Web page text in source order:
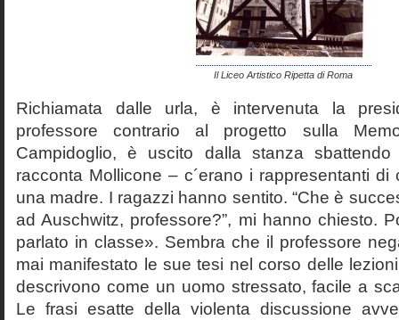
Il Liceo Artistico Ripetta di Roma
Richiamata dalle urla, è intervenuta la
professore contrario al progetto sulla
Campidoglio, è uscito dalla stanza
racconta Mollicone – c´erano i rappresentanti
una madre. I ragazzi hanno sentito. “Che è
ad Auschwitz, professore?”, mi hanno chiesto.
parlato in classe». Sembra che il professore
mai manifestato le sue tesi nel corso delle
descrivono come un uomo stressato, facile a
Le frasi esatte della violenta discussione